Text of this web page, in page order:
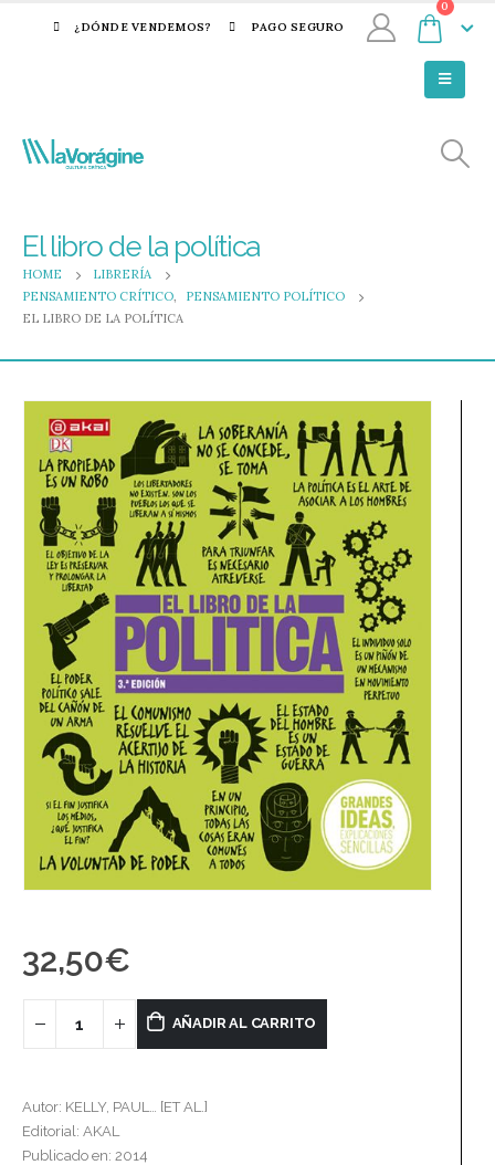
¿DÓNDE VENDEMOS? PAGO SEGURO
0
El libro de la política
HOME
LIBRERÍA
PENSAMIENTO CRÍTICO,
PENSAMIENTO POLÍTICO
EL LIBRO DE LA POLÍTICA
32,50€
AÑADIR AL CARRITO
Autor: KELLY, PAUL… [ET AL.]
Editorial: AKAL
Publicado en: 2014